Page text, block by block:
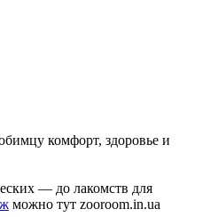
комфорт, здоровье и
— до лакомств для
можно тут zooroom.in.ua